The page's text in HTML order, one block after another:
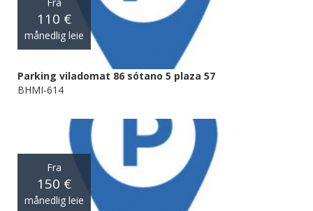
110 €
månedlig leie
Parking viladomat 86 sótano 5 plaza 57
BHMI-614
Fra
150 €
månedlig leie